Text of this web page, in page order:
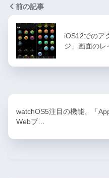
前の記事
iOS12でのア
ジ」画面のレ
watchOS5注目の機能、「
Webブ…